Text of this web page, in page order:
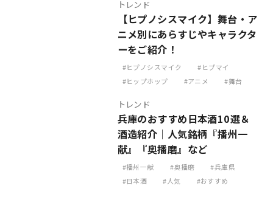
トレンド
【ヒプノシスマイク】舞台・ア
ニメ別にあらすじやキャラクタ
ーをご紹介！
ヒプノシスマイク
ヒプマイ
ヒップホップ
アニメ 舞台
トレンド
兵庫のおすすめ日本酒10選＆
酒造紹介｜人気銘柄『播州一
献』『奥播磨』など
播州一献 奥播磨
兵庫県
日本酒
人気 おすすめ